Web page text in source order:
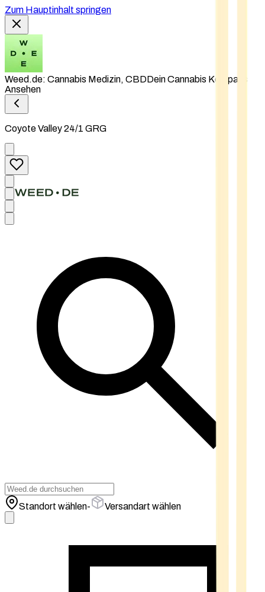
Zum Hauptinhalt springen
Weed.de: Cannabis Medizin, CBDDein Cannabis Kompass
Ansehen
Coyote Valley 24/1 GRG
Standort wählen- Versandart wählen